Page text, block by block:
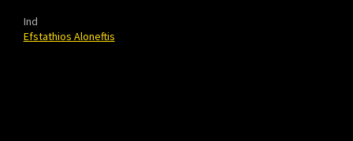
Ind
Efstathios Aloneftis